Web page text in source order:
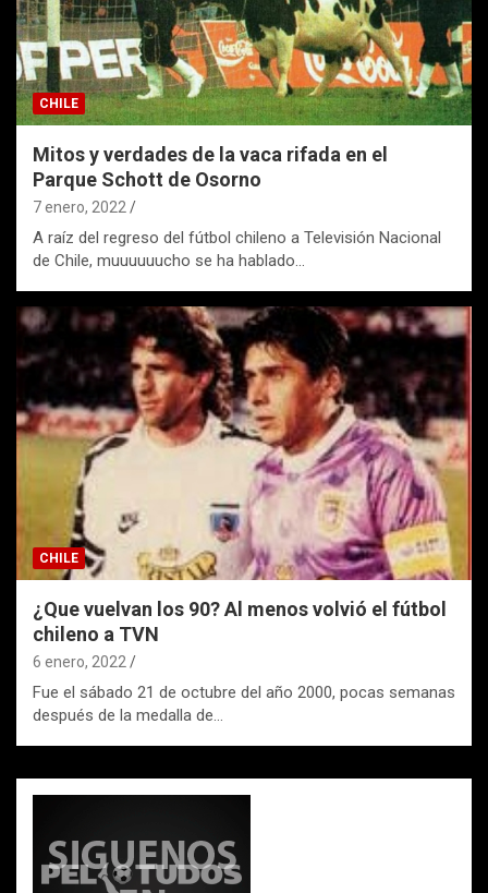
CHILE
Mitos y verdades de la vaca rifada en el
Parque Schott de Osorno
7 enero, 2022
A raíz del regreso del fútbol chileno a Televisión Nacional
de Chile, muuuuuucho se ha hablado…
CHILE
¿Que vuelvan los 90? Al menos volvió el fútbol
chileno a TVN
6 enero, 2022
Fue el sábado 21 de octubre del año 2000, pocas semanas
después de la medalla de…